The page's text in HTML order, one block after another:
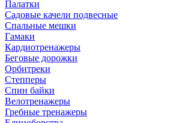
Палатки
Садовые качели подвесные
Спальные мешки
Гамаки
Кардиотренажеры
Беговые дорожки
Орбитреки
Степперы
Спин байки
Велотренажеры
Гребные тренажеры